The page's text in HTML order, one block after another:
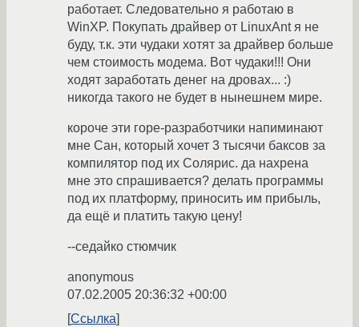
работает. Следовательно я работаю в
WinXP. Покупать драйвер от LinuxAnt я не
буду, т.к. эти чудаки хотят за драйвер больше
чем стоимость модема. Вот чудаки!!! Они
ходят заработать денег на дровах... :)
никогда такого не будет в нынешнем мире.
короче эти горе-разработчики напиминают
мне Сан, который хочет 3 тысячи баксов за
компилятор под их Солярис. да нахрена
мне это спрашивается? делать программы
под их платформу, приносить им прибыль,
да ещё и платить такую цену!
--седайко стюмчик
anonymous
07.02.2005 20:36:32 +00:00
Ссылка